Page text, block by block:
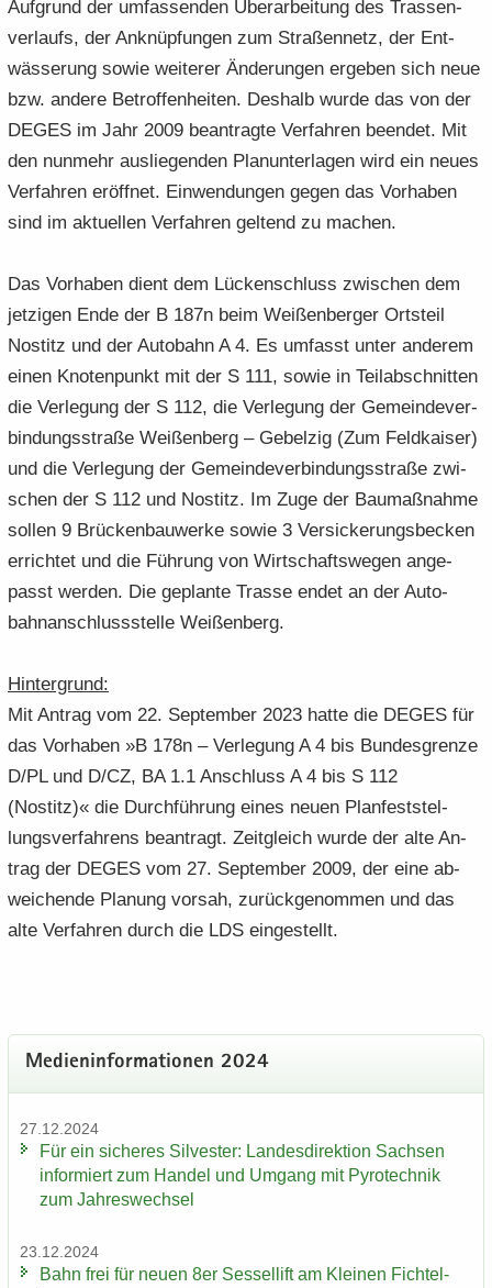
Auf­grund der um­fas­sen­den Über­ar­bei­tung des Tras­sen­
ver­laufs, der An­knüp­fun­gen zum Stra­ßen­netz, der Ent­
wäs­se­rung sowie wei­te­rer Än­de­run­gen er­ge­ben sich neue
bzw. an­de­re Be­trof­fen­hei­ten. Des­halb wurde das von der
DEGES im Jahr 2009 be­an­trag­te Ver­fah­ren be­en­det. Mit
den nun­mehr aus­lie­gen­den Plan­un­ter­la­gen wird ein neues
Ver­fah­ren er­öff­net. Ein­wen­dun­gen gegen das Vor­ha­ben
sind im ak­tu­el­len Ver­fah­ren gel­tend zu ma­chen.
Das Vor­ha­ben dient dem Lü­cken­schluss zwi­schen dem
jet­zi­gen Ende der B 187n beim Wei­ßen­ber­ger Orts­teil
Nostitz und der Au­to­bahn A 4. Es um­fasst unter an­de­rem
einen Kno­ten­punkt mit der S 111, sowie in Teil­ab­schnit­ten
die Ver­le­gung der S 112, die Ver­le­gung der Ge­mein­de­ver­
bin­dungs­stra­ße Wei­ßen­berg – Ge­bel­zig (Zum Feld­kai­ser)
und die Ver­le­gung der Ge­mein­de­ver­bin­dungs­stra­ße zwi­
schen der S 112 und Nostitz. Im Zuge der Bau­maß­nah­me
sol­len 9 Brü­cken­bau­wer­ke sowie 3 Ver­si­cke­rungs­be­cken
er­rich­tet und die Füh­rung von Wirt­schafts­we­gen an­ge­
passt wer­den. Die ge­plan­te Tras­se endet an der Au­to­
bahn­an­schluss­stel­le Wei­ßen­berg.
Hin­ter­grund:
Mit An­trag vom 22. Sep­tem­ber 2023 hatte die DEGES für
das Vor­ha­ben »B 178n – Ver­le­gung A 4 bis Bun­des­gren­ze
D/PL und D/CZ, BA 1.1 An­schluss A 4 bis S 112
(Nostitz)« die Durch­füh­rung eines neuen Plan­fest­stel­
lungs­ver­fah­rens be­an­tragt. Zeit­gleich wurde der alte An­
trag der DEGES vom 27. Sep­tem­ber 2009, der eine ab­
wei­chen­de Pla­nung vor­sah, zu­rück­ge­nom­men und das
alte Ver­fah­ren durch die LDS ein­ge­stellt.
Me­di­en­in­for­ma­tio­nen 2024
27.12.2024
Für ein si­che­res Sil­ves­ter: Lan­des­di­rek­ti­on Sach­sen
in­for­miert zum Han­del und Um­gang mit Py­ro­tech­nik
zum Jah­res­wech­sel
23.12.2024
Bahn frei für neuen 8er Ses­sel­lift am Klei­nen Fich­tel­